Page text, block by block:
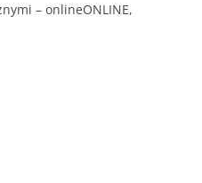
– onlineONLINE,